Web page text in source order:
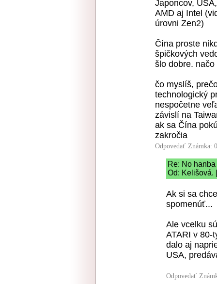
Japoncov,
AMD aj Intel
úrovni Zen2)
Čína proste
špičkových
šlo dobre.
čo myslíš,
technologický
nespočetne
závislí na
ak sa Čína
zakročia
Odpovedať Známka:
Re: No
Od: Kelišová.
Ak si sa
spomenúť...
Ale vcelku
ATARI v 80-
dalo aj
USA,
Odpovedať